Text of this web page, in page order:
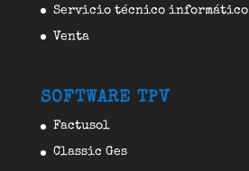
Servicio técnico informático
Venta
SOFTWARE TPV
Factusol
Classic Ges